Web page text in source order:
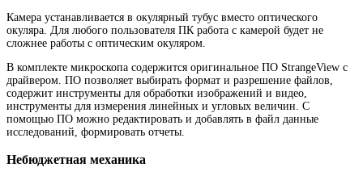
Камера устанавливается в окулярный тубус вместо оптического
окуляра. Для любого пользователя ПК работа с камерой будет не
сложнее работы с оптическим окуляром.
В комплекте микроскопа содержится оригинальное ПО StrangeView с
драйвером. ПО позволяет выбирать формат и разрешение файлов,
содержит инструменты для обработки изображений и видео,
инструменты для измерения линейных и угловых величин. С
помощью ПО можно редактировать и добавлять в файл данные
исследований, формировать отчеты.
Небюджетная механика